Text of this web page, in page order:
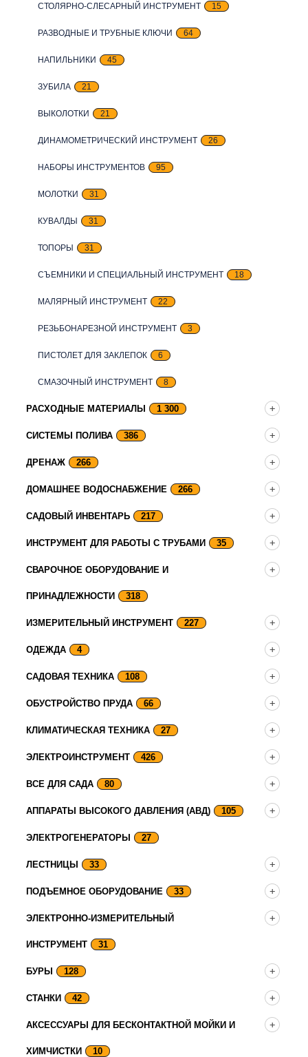
СТОЛЯРНО-СЛЕСАРНЫЙ ИНСТРУМЕНТ 15
РАЗВОДНЫЕ И ТРУБНЫЕ КЛЮЧИ 64
НАПИЛЬНИКИ 45
ЗУБИЛА 21
ВЫКОЛОТКИ 21
ДИНАМОМЕТРИЧЕСКИЙ ИНСТРУМЕНТ 26
НАБОРЫ ИНСТРУМЕНТОВ 95
МОЛОТКИ 31
КУВАЛДЫ 31
ТОПОРЫ 31
СЪЕМНИКИ И СПЕЦИАЛЬНЫЙ ИНСТРУМЕНТ 18
МАЛЯРНЫЙ ИНСТРУМЕНТ 22
РЕЗЬБОНАРЕЗНОЙ ИНСТРУМЕНТ 3
ПИСТОЛЕТ ДЛЯ ЗАКЛЕПОК 6
СМАЗОЧНЫЙ ИНСТРУМЕНТ 8
РАСХОДНЫЕ МАТЕРИАЛЫ 1 300
СИСТЕМЫ ПОЛИВА 386
ДРЕНАЖ 266
ДОМАШНЕЕ ВОДОСНАБЖЕНИЕ 266
САДОВЫЙ ИНВЕНТАРЬ 217
ИНСТРУМЕНТ ДЛЯ РАБОТЫ С ТРУБАМИ 35
СВАРОЧНОЕ ОБОРУДОВАНИЕ И
ПРИНАДЛЕЖНОСТИ 318
ИЗМЕРИТЕЛЬНЫЙ ИНСТРУМЕНТ 227
ОДЕЖДА 4
САДОВАЯ ТЕХНИКА 108
ОБУСТРОЙСТВО ПРУДА 66
КЛИМАТИЧЕСКАЯ ТЕХНИКА 27
ЭЛЕКТРОИНСТРУМЕНТ 426
ВСЕ ДЛЯ САДА 80
АППАРАТЫ ВЫСОКОГО ДАВЛЕНИЯ (АВД) 105
ЭЛЕКТРОГЕНЕРАТОРЫ 27
ЛЕСТНИЦЫ 33
ПОДЪЕМНОЕ ОБОРУДОВАНИЕ 33
ЭЛЕКТРОННО-ИЗМЕРИТЕЛЬНЫЙ
ИНСТРУМЕНТ 31
БУРЫ 128
СТАНКИ 42
АКСЕССУАРЫ ДЛЯ БЕСКОНТАКТНОЙ МОЙКИ И
ХИМЧИСТКИ 10